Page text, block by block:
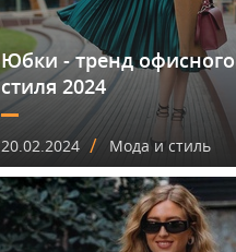
Юбки - тренд офисного
стиля 2024
20.02.2024 / Мода и стиль